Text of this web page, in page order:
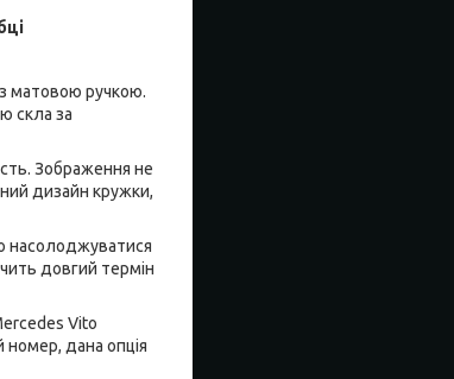
матовою ручкою.
скла за
Зображення не
дизайн кружки,
насолоджуватися
довгий термін
Vito
дана опція